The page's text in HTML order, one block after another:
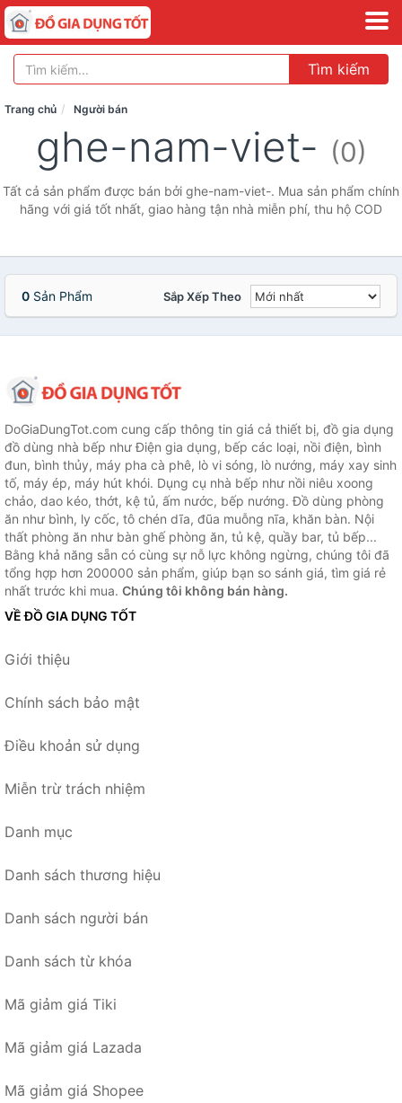
Tìm kiếm
Trang chủ Người bán
ghe-nam-viet- (0)
Tất cả sản phẩm được bán bởi ghe-nam-viet-. Mua sản phẩm chính
hãng với giá tốt nhất, giao hàng tận nhà miễn phí, thu hộ COD
0 Sản Phẩm Sắp Xếp Theo
DoGiaDungTot.com cung cấp thông tin giá cả thiết bị, đồ gia dụng
đồ dùng nhà bếp như Điện gia dụng, bếp các loại, nồi điện, bình
đun, bình thủy, máy pha cà phê, lò vi sóng, lò nướng, máy xay sinh
tố, máy ép, máy hút khói. Dụng cụ nhà bếp như nồi niêu xoong
chảo, dao kéo, thớt, kệ tủ, ấm nước, bếp nướng. Đồ dùng phòng
ăn như bình, ly cốc, tô chén dĩa, đũa muỗng nĩa, khăn bàn. Nội
thất phòng ăn như bàn ghế phòng ăn, tủ kệ, quầy bar, tủ bếp...
Bằng khả năng sẵn có cùng sự nỗ lực không ngừng, chúng tôi đã
tổng hợp hơn 200000 sản phẩm, giúp bạn so sánh giá, tìm giá rẻ
nhất trước khi mua. Chúng tôi không bán hàng.
VỀ ĐỒ GIA DỤNG TỐT
Giới thiệu
Chính sách bảo mật
Điều khoản sử dụng
Miễn trừ trách nhiệm
Danh mục
Danh sách thương hiệu
Danh sách người bán
Danh sách từ khóa
Mã giảm giá Tiki
Mã giảm giá Lazada
Mã giảm giá Shopee